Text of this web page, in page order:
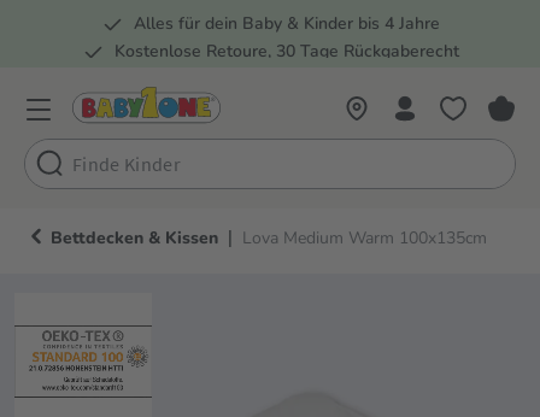
Zur Hauptnavigation springen
Alles für dein Baby & Kinder bis 4 Jahre
Kostenlose Retoure, 30 Tage Rückgaberecht
Bettdecken & Kissen | Lova Medium Warm 100x135cm